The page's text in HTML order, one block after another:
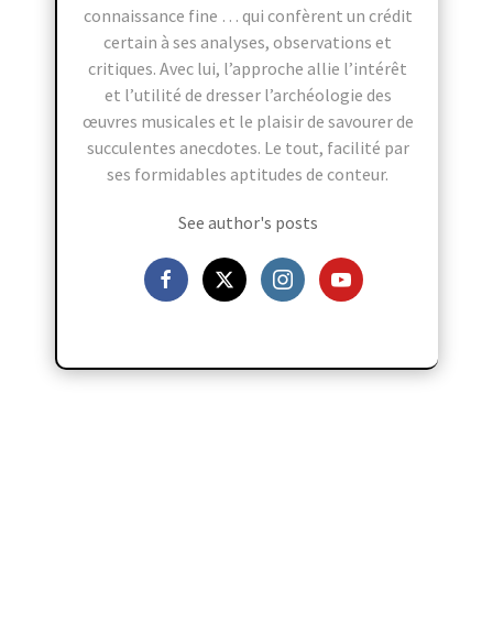
connaissance fine … qui confèrent un crédit
certain à ses analyses, observations et
critiques. Avec lui, l’approche allie l’intérêt
et l’utilité de dresser l’archéologie des
œuvres musicales et le plaisir de savourer de
succulentes anecdotes. Le tout, facilité par
ses formidables aptitudes de conteur.
See author's posts